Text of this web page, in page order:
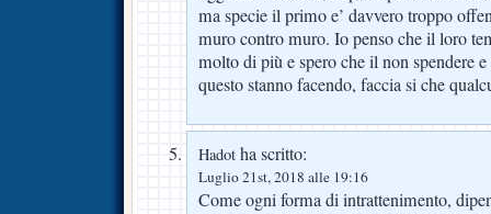
ma specie il primo e’ davvero troppo
muro contro muro. Io penso che il loro
molto di più e spero che il non spendere
questo stanno facendo, faccia si che
Hadot ha scritto:
Luglio 21st, 2018 alle 19:16
Come ogni forma di intrattenimento,